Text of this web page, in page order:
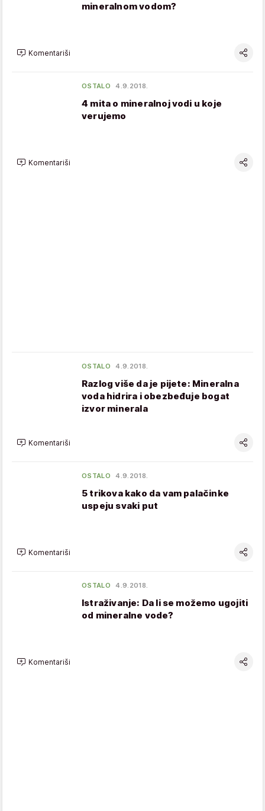
mineralnom vodom?
Komentariši
OSTALO 4.9.2018.
4 mita o mineralnoj vodi u koje
verujemo
Komentariši
OSTALO 4.9.2018.
Razlog više da je pijete: Mineralna
voda hidrira i obezbeđuje bogat
izvor minerala
Komentariši
OSTALO 4.9.2018.
5 trikova kako da vam palačinke
uspeju svaki put
Komentariši
OSTALO 4.9.2018.
Istraživanje: Da li se možemo ugojiti
od mineralne vode?
Komentariši